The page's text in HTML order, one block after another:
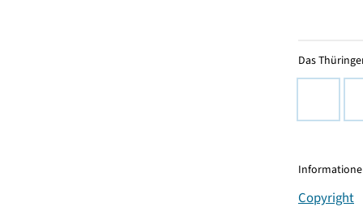
Das
Copyright